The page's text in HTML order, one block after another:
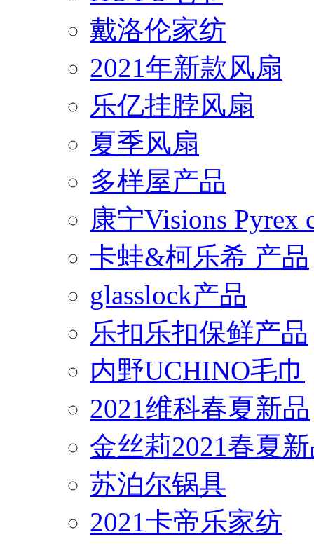
戴洛伦家纺
2021年新款风扇
乐亿挂脖风扇
夏季风扇
多样屋产品
康宁Visions Pyrex
卡蛙&柯乐希 产品
glasslock产品
乐扣乐扣保鲜产品
内野UCHINO毛巾
2021维科春夏新品
金丝莉2021春夏
苏泊尔锅具
2021卡帝乐家纺